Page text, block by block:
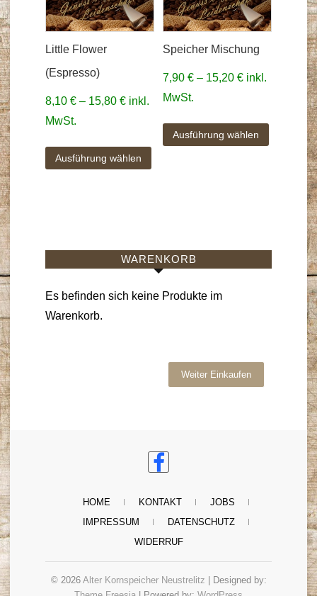
Little Flower
(Espresso)
8,10 € – 15,80 € inkl.
MwSt.
Ausführung wählen
Speicher Mischung
7,90€ – 15,20€ inkl.
MwSt.
Ausführung wählen
WARENKORB
Es befinden sich keine Produkte im
Warenkorb.
Weiter Einkaufen
HOME KONTAKT
JOBS
IMPRESSUM
DATENSCHUTZ
WIDERRUF
© 2026 Alter Kornspeicher Neustrelitz | Designed by: